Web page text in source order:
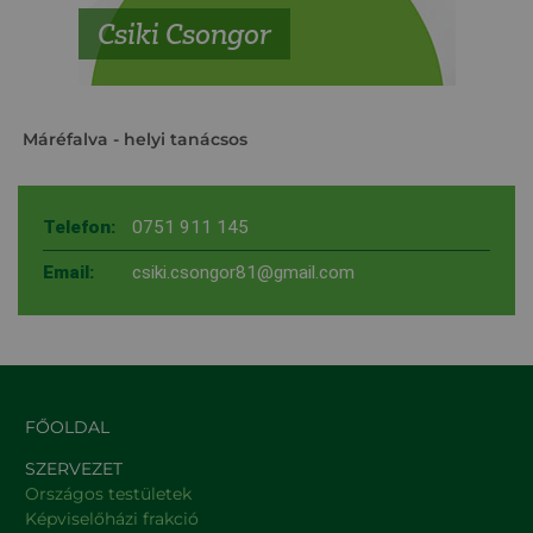
Csiki Csongor
Máréfalva - helyi tanácsos
Telefon: 0751 911 145
Email: csiki.csongor81@gmail.com
FŐOLDAL
SZERVEZET
Országos testületek
Képviselőházi frakció